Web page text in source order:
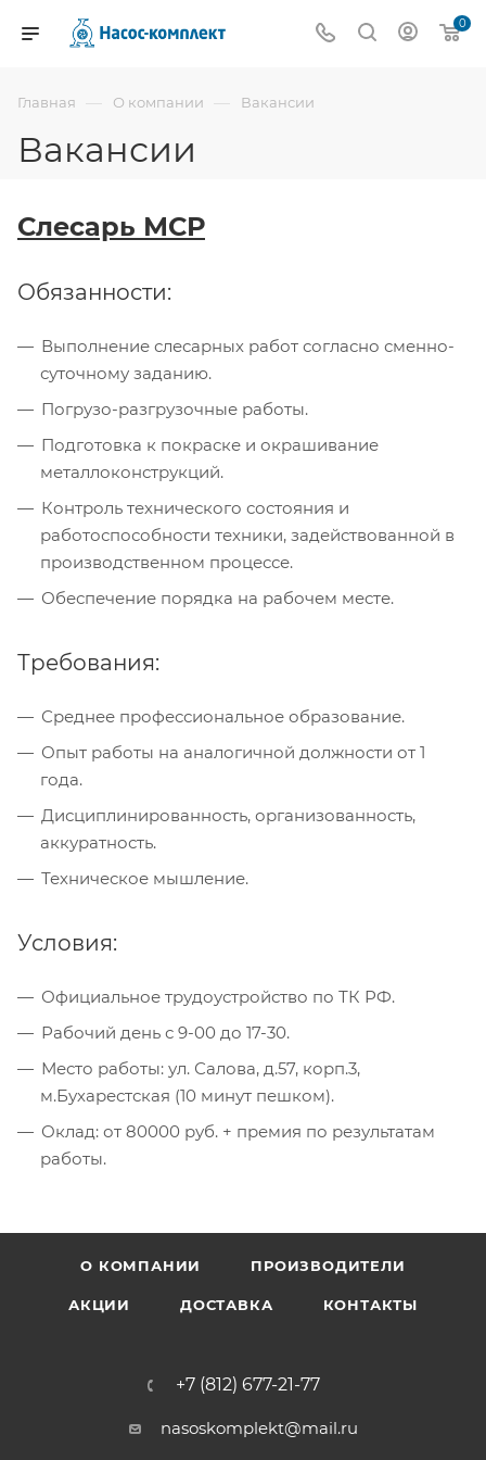
0
Главная — О компании — Вакансии
Вакансии
Слесарь МСР
Обязанности:
Выполнение слесарных работ согласно сменно-
суточному заданию.
Погрузо-разгрузочные работы.
Подготовка к покраске и окрашивание
металлоконструкций.
Контроль технического состояния и
работоспособности техники, задействованной в
производственном процессе.
Обеспечение порядка на рабочем месте.
Требования:
Среднее профессиональное образование.
Опыт работы на аналогичной должности от 1
года.
Дисциплинированность, организованность,
аккуратность.
Техническое мышление.
Условия:
Официальное трудоустройство по ТК РФ.
Рабочий день с 9-00 до 17-30.
Место работы: ул. Салова, д.57, корп.3,
м.Бухарестская (10 минут пешком).
Оклад: от 80000 руб. + премия по результатам
работы.
О КОМПАНИИ ПРОИЗВОДИТЕЛИ
АКЦИИ ДОСТАВКА КОНТАКТЫ
+7 (812) 677-21-77
nasoskomplekt@mail.ru